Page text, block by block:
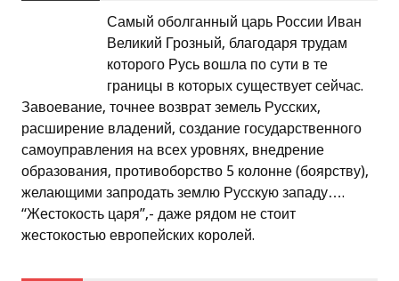
Самый оболганный царь России Иван
Великий Грозный, благодаря трудам
которого Русь вошла по сути в те
границы в которых существует сейчас.
Завоевание, точнее возврат земель Русских,
расширение владений, создание государственного
самоуправления на всех уровнях, внедрение
образования, противоборство 5 колонне (боярству),
желающими запродать землю Русскую западу….
“Жестокость царя”,- даже рядом не стоит
жестокостью европейских королей.